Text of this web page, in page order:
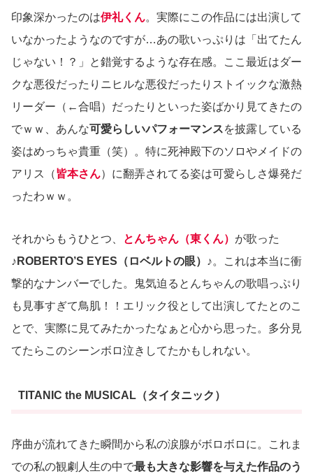
印象深かったのは伊礼くん。実際にこの作品には出演して
いなかったようなのですが…あの歌いっぷりは「出てたん
じゃない！？」と錯覚するような存在感。ここ最近はダー
クな悪役だったりニヒルな悪役だったりストイックな激熱
リーダー（←合唱）だったりといった姿ばかり見てきたの
でｗｗ、あんな可愛らしいパフォーマンスを披露している
姿はめっちゃ貴重（笑）。特に死神殿下のソロやメイドの
アリス（皆本さん）に翻弄されてる姿は可愛らしさ爆発だ
ったわｗｗ。
それからもうひとつ、 とんちゃん（東くん） が歌った
♪ROBERTO’S EYES（ロベルトの眼）♪。これは本当に衝
撃的なナンバーでした。鬼気迫るとんちゃんの歌唱っぷり
も見事すぎて鳥肌！！エリック役として出演してたとのこ
とで、実際に見てみたかったなぁと心から思った。多分見
てたらこのシーンボロ泣きしてたかもしれない。
TITANIC the MUSICAL（タイタニック）
序曲が流れてきた瞬間から私の涙腺がボロボロに。これま
での私の観劇人生の中で最も大きな影響を与えた作品のう